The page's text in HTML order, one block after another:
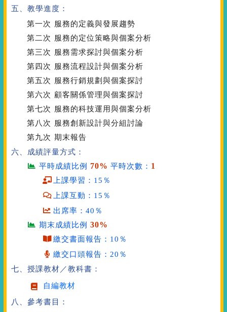
五、教學進度：
第一次
服務的定義與發展趨勢
第二次
服務的定位策略與個案分析
第三次
服務需求探討與個案分析
第四次
服務流程設計與個案分析
第五次
服務行銷規劃與個案探討
第六次 顧客關係管理與個案探討
第七次
服務的科技運用與個案分析
第八次
服務創新設計與分組討論
第九次 期末報告
六、成績評量方式：
平時成績比例 70% 平時次數： 1
上課學習：15％
上課互動：15％
出席率：40％
期末成績比例30%
繳交書面報告：10％
繳交口頭報告：20％
七、授課教材／教科書：
自編教材
八、參考書目：